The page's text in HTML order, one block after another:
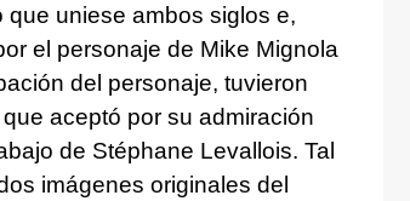
uniese ambos siglos e,
el personaje de Mike Mignola
del personaje, tuvieron
aceptó por su admiración
de Stéphane Levallois. Tal
imágenes originales del